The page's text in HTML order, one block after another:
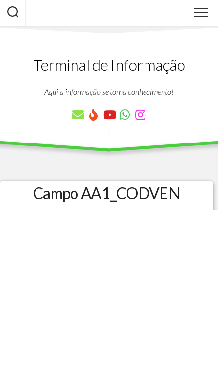
Skip
content
Terminal de Informação
Aqui a informação se torna conhecimento!
Campo AA1_CODVEN